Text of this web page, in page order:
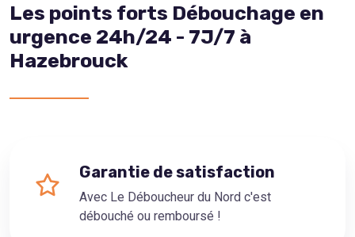
Les points forts Débouchage en
urgence 24h/24 - 7J/7 à
Hazebrouck
Garantie de satisfaction
Avec Le Déboucheur du Nord c'est
débouché ou remboursé !